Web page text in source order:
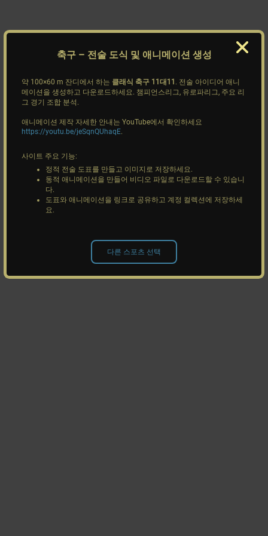
축구– 전술 도식 및 애니메이션 생성
약 100×60 m 잔디에서 하는 클래식 축구 11대11 . 전술 아이디어 애니
메이션을 생성하고 다운로드하세요. 챔피언스리그, 유로파리그, 주요 리
그 경기 조합 분석.
애니메이션 제작 자세한 안내는 YouTube에서 확인하세요
https://youtu.be/jeSqnQUhaqE.
사이트 주요 기능:
정적 전술 도표를 만들고 이미지로 저장하세요.
동적 애니메이션을 만들어 비디오 파일로 다운로드할 수 있습니
다.
도표와 애니메이션을 링크로 공유하고 계정 컬렉션에 저장하세
요.
다른 스포츠 선택